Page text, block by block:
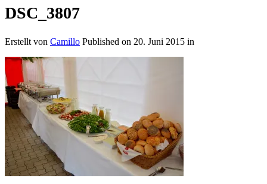
DSC_3807
Erstellt von Camillo Published on 20. Juni 2015 in